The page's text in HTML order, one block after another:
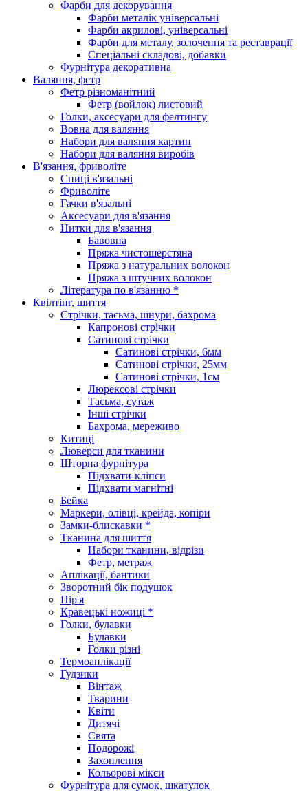
Фарби для декорування
Фарби металік універсальні
Фарби акрилові, універсальні
Фарби для металу, золочення та реставрації
Спеціальні складові, добавки
Фурнітура декоративна
Валяння, фетр
Фетр різноманітний
Фетр (войлок) листовий
Голки, аксесуари для фелтингу
Вовна для валяння
Набори для валяння картин
Набори для валяння виробів
В'язання, фриволіте
Спиці в'язальні
Фриволіте
Гачки в'язальні
Аксесуари для в'язання
Нитки для в'язання
Бавовна
Пряжа чистошерстяна
Пряжа з натуральних волокон
Пряжа з штучних волокон
Література по в'язанню *
Квілтінг, шиття
Стрічки, тасьма, шнури, бахрома
Капронові стрічки
Сатинові стрічки
Сатинові стрічки, 6мм
Сатинові стрічки, 25мм
Сатинові стрічки, 1см
Люрексові стрічки
Тасьма, сутаж
Інші стрічки
Бахрома, мереживо
Китиці
Люверси для тканини
Шторна фурнітура
Підхвати-кліпси
Підхвати магнітні
Бейка
Маркери, олівці, крейда, копіри
Замки-блискавки *
Тканина для шиття
Набори тканини, відрізи
Фетр, метраж
Аплікації, бантики
Зворотний бік подушок
Пір'я
Кравецькі ножиці *
Голки, булавки
Булавки
Голки різні
Термоаплікації
Гудзики
Вінтаж
Тварини
Квіти
Дитячі
Свята
Подорожі
Захоплення
Кольорові мікси
Фурнітура для сумок, шкатулок